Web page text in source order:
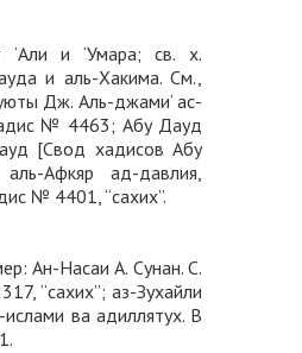
и ‘Умара; св. х.
и аль-Хакима. См.,
Дж. Аль-джами‘ ас-
№ 4463; Абу Дауд
[Свод хадисов Абу
Афкяр ад-давлия,
№ 4401, “сахих”.
Ан-Насаи А. Сунан. С.
“сахих”; аз-Зухайли
ва адиллятух. В